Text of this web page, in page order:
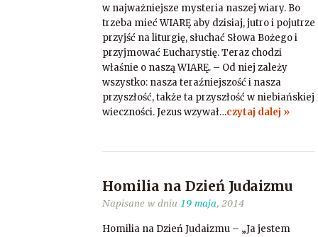
w najważniejsze mysteria naszej wiary. Bo
trzeba mieć WIARĘ aby dzisiaj, jutro i pojutrze
przyjść na liturgię, słuchać Słowa Bożego i
przyjmować Eucharystię. Teraz chodzi
właśnie o naszą WIARĘ. – Od niej zależy
wszystko: nasza teraźniejszość i nasza
przyszłość, także ta przyszłość w niebiańskiej
wieczności. Jezus wzywał…czytaj dalej »
Homilia na Dzień Judaizmu
Napisane w dniu 19 maja, 2014
Homilia na Dzień Judaizmu – „Ja jestem